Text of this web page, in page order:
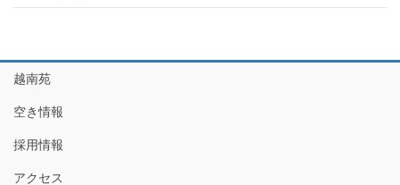
越南苑
空き情報
採用情報
アクセス